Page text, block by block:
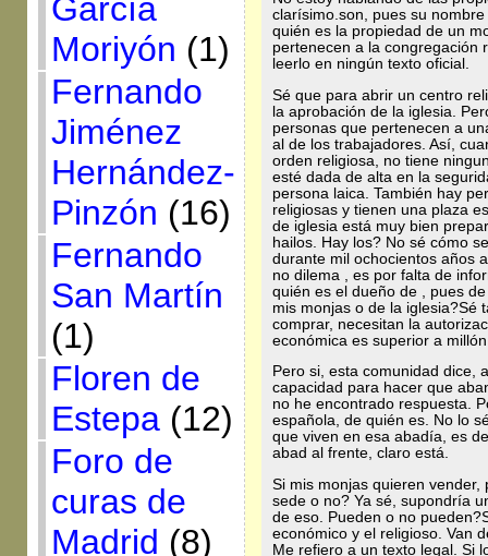
García
Moriyón (1)
Fernando
Jiménez
Hernández-
Pinzón (16)
Fernando
San Martín
(1)
Floren de
Estepa(12)
Foro de
curas de
Madrid (8)
clarísimo.son, pues su
quién es la propiedad de un
pertenecen a la congregación
leerlo en ningún texto oficial.
Sé que para abrir un centro
la aprobación de la iglesia.
personas que pertenecen a
al de los trabajadores. Así,
orden religiosa, no tiene
esté dada de alta en la
persona laica. También hay
religiosas y tienen una plaza
de iglesia está muy bien
hailos. Hay los? No sé cómo
durante mil ochocientos años
no dilema , es por falta de
quién es el dueño de , pues
mis monjas o de la iglesia?Sé
comprar, necesitan la
económica es superior a
Pero si, esta comunidad dice,
capacidad para hacer que
no he encontrado respuesta.
española, de quién es. No lo
que viven en esa abadía, es
abad al frente, claro está.
Si mis monjas quieren
sede o no? Ya sé, supondría
de eso. Pueden o no
económico y el religioso. Van
Me refiero a un texto legal. Si